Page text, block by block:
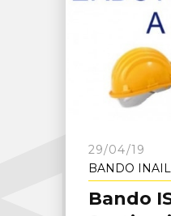
29/04/19
BANDO INAIL
Bando